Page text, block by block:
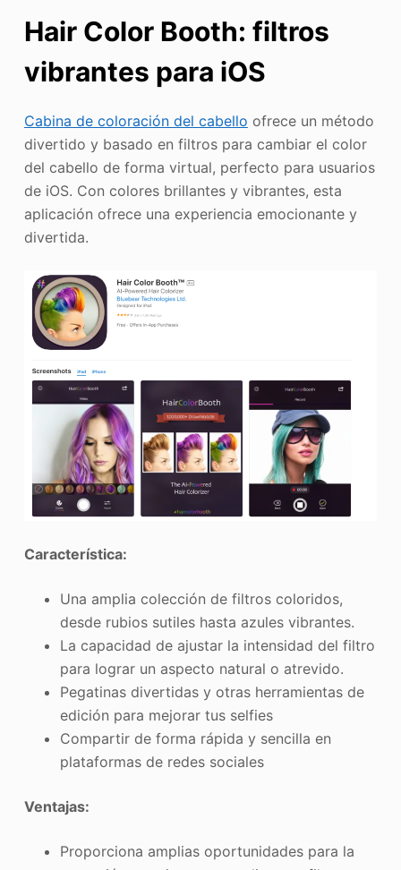
Hair Color Booth: filtros
vibrantes para iOS
Cabina de coloración del cabello ofrece un método
divertido y basado en filtros para cambiar el color
del cabello de forma virtual, perfecto para usuarios
de iOS. Con colores brillantes y vibrantes, esta
aplicación ofrece una experiencia emocionante y
divertida.
Característica:
Una amplia colección de filtros coloridos,
desde rubios sutiles hasta azules vibrantes.
La capacidad de ajustar la intensidad del filtro
para lograr un aspecto natural o atrevido.
Pegatinas divertidas y otras herramientas de
edición para mejorar tus selfies
Compartir de forma rápida y sencilla en
plataformas de redes sociales
Ventajas:
Proporciona amplias oportunidades para la